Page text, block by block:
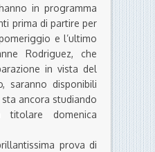
in programma
prima di partire per
e l’ultimo
Rodriguez, che
in vista del
saranno disponibili
ancora studiando
titolare domenica
prova di